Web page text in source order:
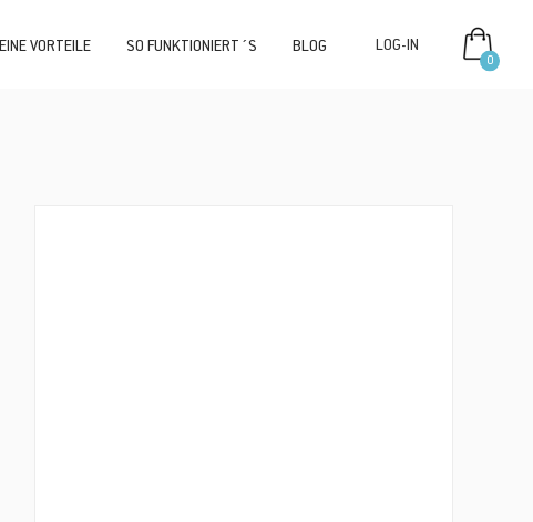
VORTEILE SO FUNKTIONIERT´S BLOG
0